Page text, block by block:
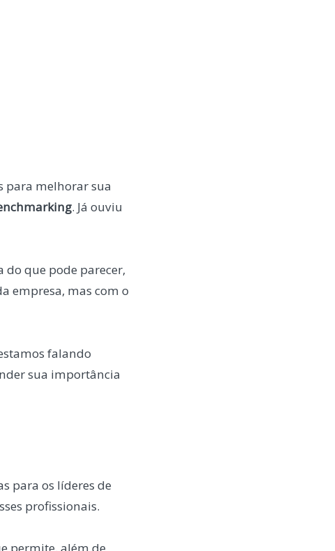
para melhorar sua
. Já ouviu
do que pode parecer,
empresa, mas com o
falando
sua importância
para os líderes de
profissionais.
permite, além de